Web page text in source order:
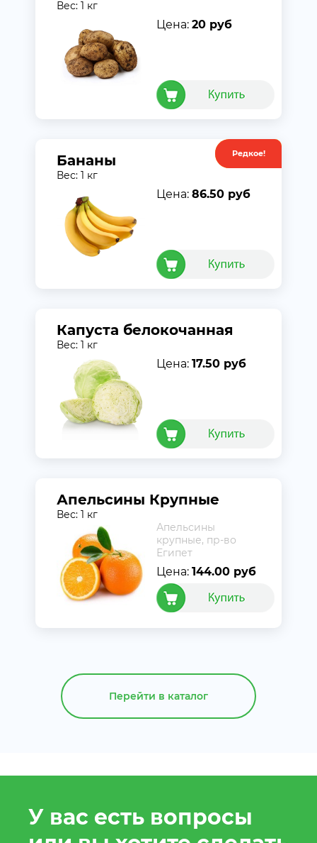
Вес: 1 кг
Цена: 20 руб
Акция
Редкое!
Бананы
Вес: 1 кг
Цена: 86.50 руб
Капуста белокочанная
Вес: 1 кг
Цена: 17.50 руб
Апельсины Крупные
Вес: 1 кг
Апельсины
крупные, пр-во
Египет
Цена: 144.00 руб
Перейти в каталог
У вас есть вопросы